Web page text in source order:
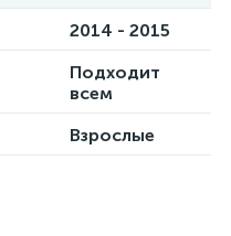
2014 - 2015
Подходит
всем
Взрослые